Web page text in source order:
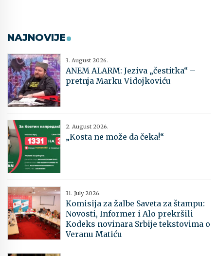
NAJNOVIJE
3. August 2026.
ANEM ALARM: Jeziva „čestitka“ –
pretnja Marku Vidojkoviću
2. August 2026.
„Kosta ne može da čeka!“
31. July 2026.
Komisija za žalbe Saveta za štampu:
Novosti, Informer i Alo prekršili
Kodeks novinara Srbije tekstovima o
Veranu Matiću